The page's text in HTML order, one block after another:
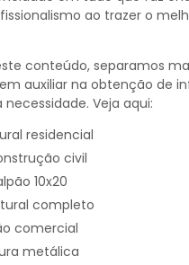
ao trazer o
conteúdo, separamos
auxiliar na obtenção de
Veja aqui:
residencial
civil
10x20
completo
comercial
metálica